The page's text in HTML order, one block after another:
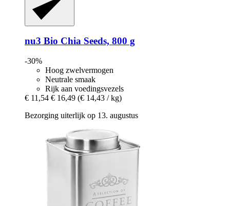
nu3 Bio Chia Seeds, 800 g
-30%
Hoog zwelvermogen
Neutrale smaak
Rijk aan voedingsvezels
€ 11,54 € 16,49 (€ 14,43 / kg)
Bezorging uiterlijk op 13. augustus